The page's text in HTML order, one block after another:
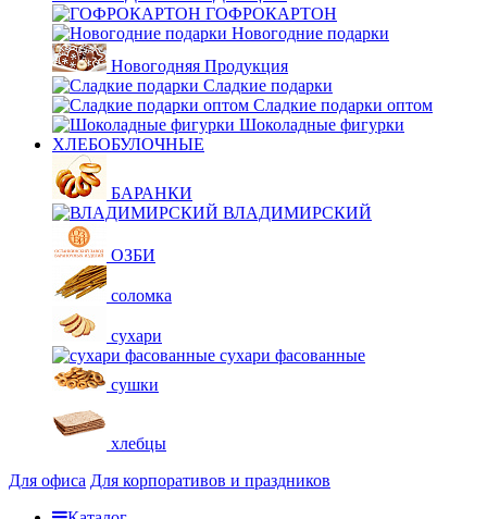
ГОФРОКАРТОН
Новогодние подарки
Новогодняя Продукция
Сладкие подарки
Сладкие подарки оптом
Шоколадные фигурки
ХЛЕБОБУЛОЧНЫЕ
БАРАНКИ
ВЛАДИМИРСКИЙ
ОЗБИ
соломка
сухари
сухари фасованные
сушки
хлебцы
Для офиса Для корпоративов и праздников